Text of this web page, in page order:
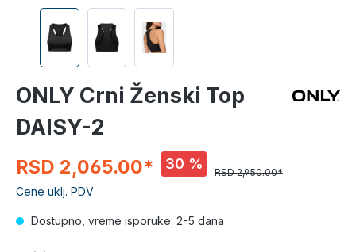
ONLY Crni Ženski Top
DAISY-2
RSD 2,065.00* 30 %
RSD 2,950.00*
Cene uklj. PDV
Dostupno, vreme isporuke: 2-5 dana